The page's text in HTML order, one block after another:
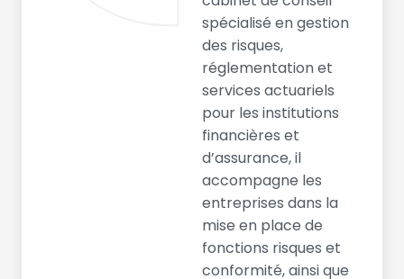
spécialisé en gestion
des risques,
réglementation et
services actuariels
pour les institutions
financières et
d’assurance, il
accompagne les
entreprises dans la
mise en place de
fonctions risques et
conformité, ainsi que